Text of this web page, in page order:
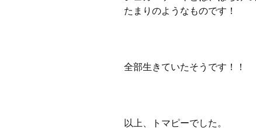
たまりのようなものです！
全部生きていたそうです！！
以上、トマピーでした。